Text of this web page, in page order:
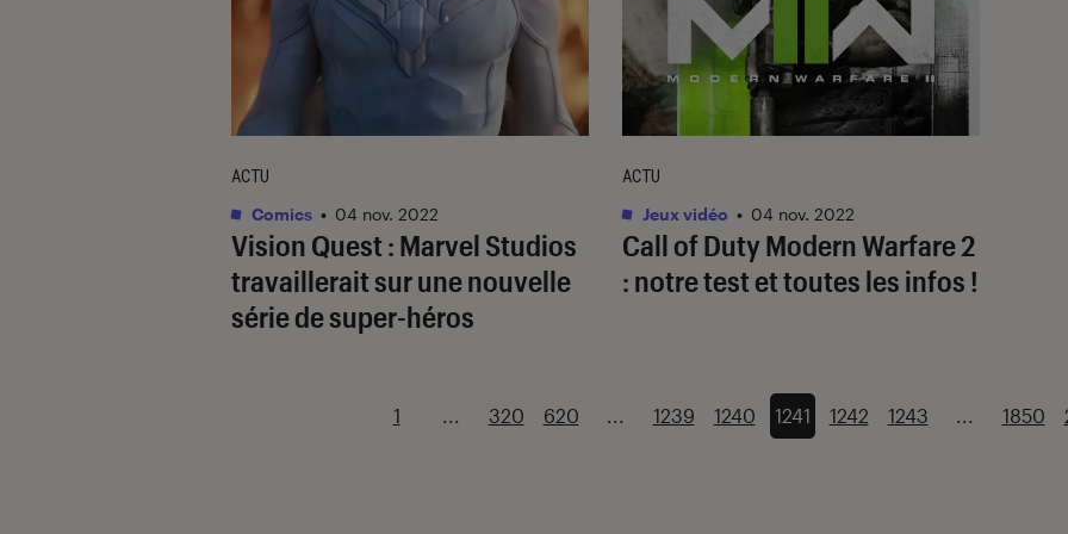
Vision Quest : Marvel Studios
travaillerait sur une nouvelle
série de super-héros
ACTU
Comics • 04 nov. 2022
Call of Duty Modern Warfare 2
: notre test et toutes les infos !
ACTU
Jeux vidéo • 04 nov. 2022
1 ... 320 620 ... 1239 1240 1241 1242 1243 ... 1850